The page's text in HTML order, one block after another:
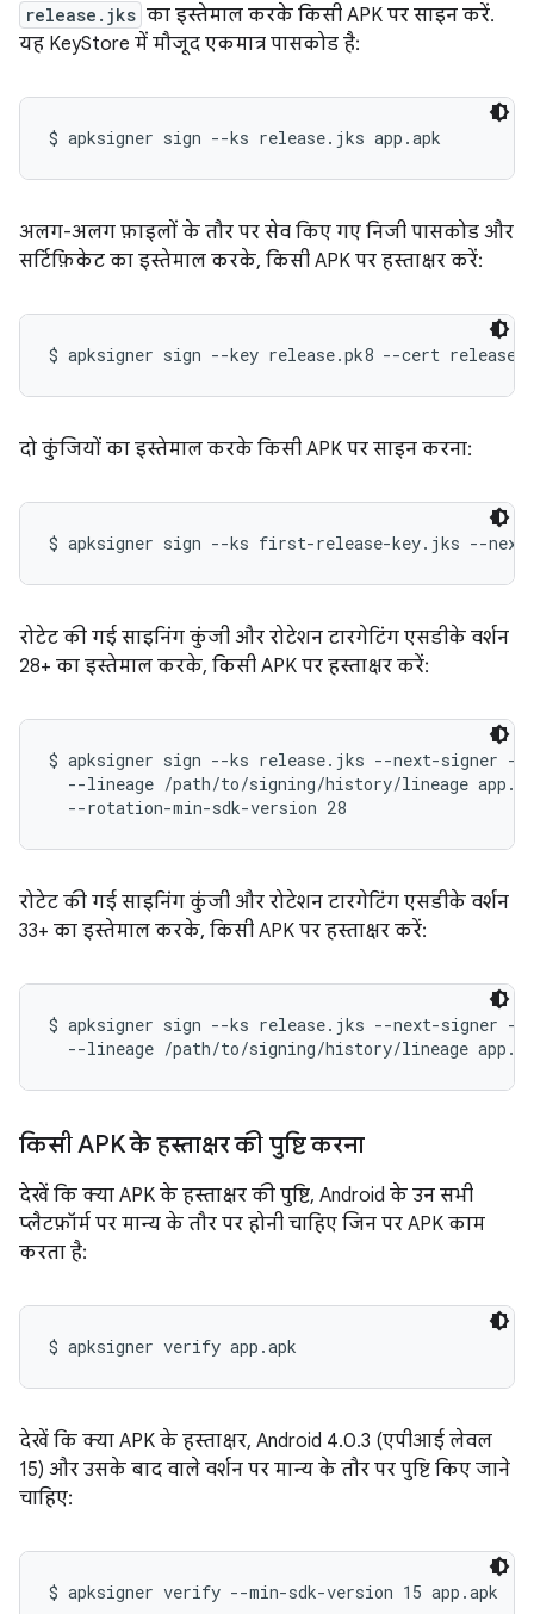
release.jks का इस्तेमाल करके किसी APK पर साइन करें.
यह KeyStore में मौजूद एकमात्र पासकोड है:
अलग-अलग फ़ाइलों के तौर पर सेव किए गए निजी पासकोड और
सर्टिफ़िकेट का इस्तेमाल करके, किसी APK पर हस्ताक्षर करें:
दो कुंजियों का इस्तेमाल करके किसी APK पर साइन करना:
रोटेट की गई साइनिंग कुंजी और रोटेशन टारगेटिंग एसडीके वर्शन
28+ का इस्तेमाल करके, किसी APK पर हस्ताक्षर करें:
$ apksigner sign --ks release.jks --next-signer
--lineage /path/to/signing/history/lineage
रोटेट की गई साइनिंग कुंजी और रोटेशन टारगेटिंग एसडीके वर्शन
33+ का इस्तेमाल करके, किसी APK पर हस्ताक्षर करें:
$ apksigner sign --ks release.jks --next-signer
किसी APK के हस्ताक्षर की पुष्टि करना
देखें कि क्या APK के हस्ताक्षर की पुष्टि, Android के उन सभी
प्लैटफ़ॉर्म पर मान्य के तौर पर होनी चाहिए जिन पर APK काम
करता है:
देखें कि क्या APK के हस्ताक्षर, Android 4.0.3 (एपीआई लेवल
15) और उसके बाद वाले वर्शन पर मान्य के तौर पर पुष्टि किए जाने
चाहिए: